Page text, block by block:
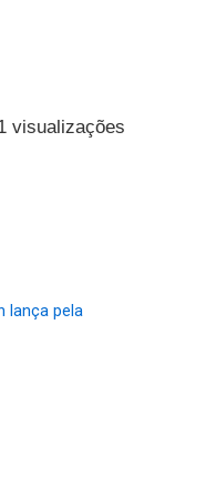
visualizações
lança pela